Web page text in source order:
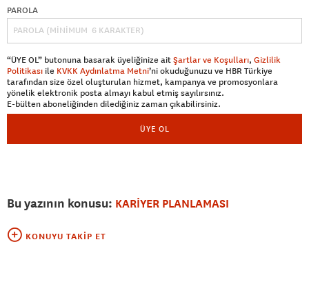
PAROLA
“ÜYE OL” butonuna basarak üyeliğinize aitŞartlar ve Koşulları, Gizlilik
Politikası ile KVKK Aydınlatma Metni’ni okuduğunuzu ve HBR Türkiye
tarafından size özel oluşturulan hizmet, kampanya ve promosyonlara
yönelik elektronik posta almayı kabul etmiş sayılırsınız.
E-bülten aboneliğinden dilediğiniz zaman çıkabilirsiniz.
ÜYE OL
Bu yazının konusu: KARİYER PLANLAMASI
KONUYU TAKIP ET